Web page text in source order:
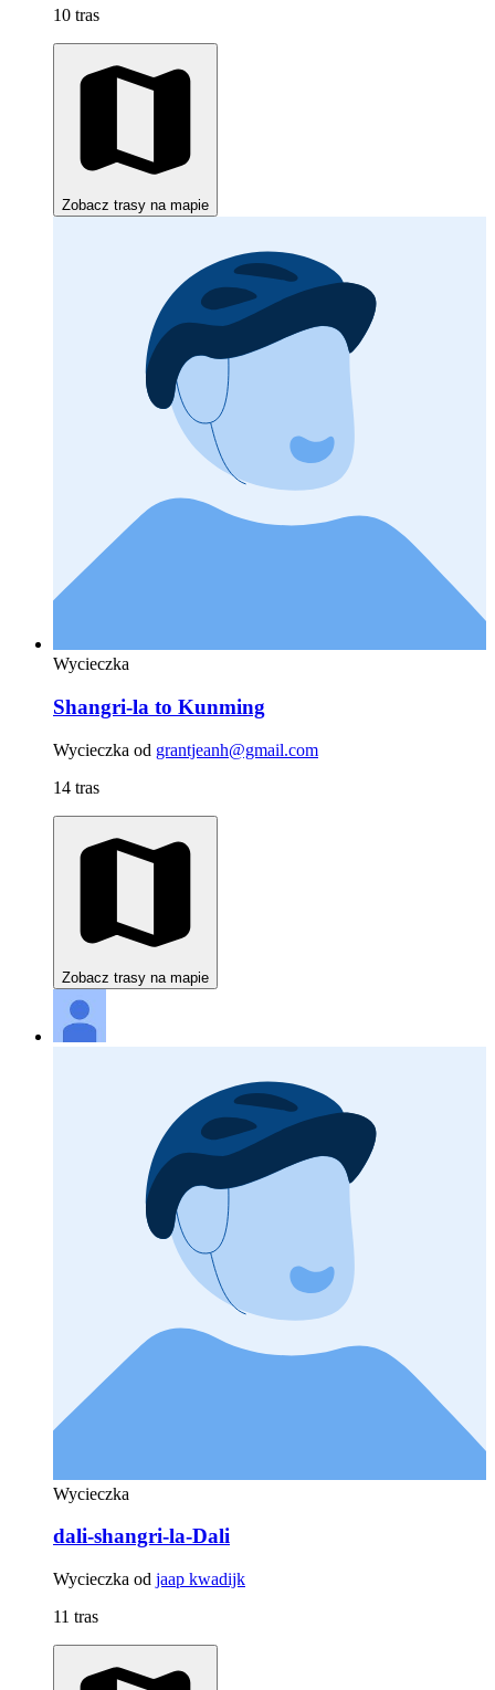
10 tras
Zobacz trasy na mapie
Wycieczka
Shangri-la to Kunming
Wycieczka od grantjeanh@gmail.com
14 tras
Zobacz trasy na mapie
Wycieczka
dali-shangri-la-Dali
Wycieczka od jaap kwadijk
11 tras